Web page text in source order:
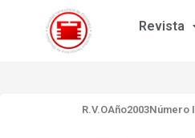
Revista
R.V.OAño2003Número I